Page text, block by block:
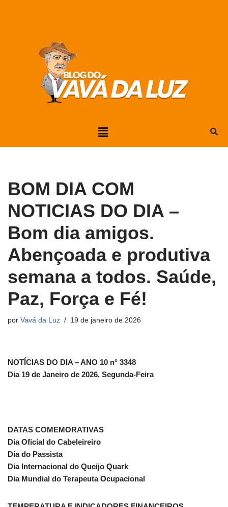
BOM DIA COM
NOTICIAS DO DIA –
Bom dia amigos.
Abençoada e produtiva
semana a todos. Saúde,
Paz, Força e Fé!
por Vavá da Luz 19 de janeiro de 2026
NOTÍCIAS DO DIA – ANO 10 n° 3348
Dia 19 de Janeiro de 2026, Segunda-Feira
DATAS COMEMORATIVAS
Dia Oficial do Cabeleireiro
Dia do Passista
Dia Internacional do Queijo Quark
Dia Mundial do Terapeuta Ocupacional